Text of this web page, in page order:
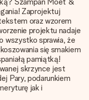
Zaprojektuj
oraz wzorem
projektu nadaje
wszystko sprawia, że
się smakiem
pamiątką!
skrzynce jest
Pary, podarunkiem
jak i